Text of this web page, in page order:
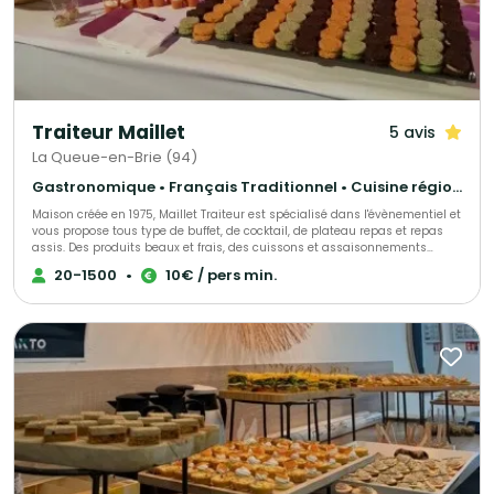
Traiteur Maillet 5 avis
La Queue-en-Brie (94)
Gastronomique • Français Traditionnel • Cuisine régionale
Maison créée en 1975, Maillet Traiteur est spécialisé dans l'évènementiel et
vous propose tous type de buffet, de cocktail, de plateau repas et repas
assis. Des produits beaux et frais, des cuissons et assaisonnements
adaptés, le tout fait maison par notre chef de cuisine expérimenté!
Recettes élégantes, parfois oubliées et souvent surprenantes, toujours
l'organisation de réception.
20-1500 • 10€ / pers min.